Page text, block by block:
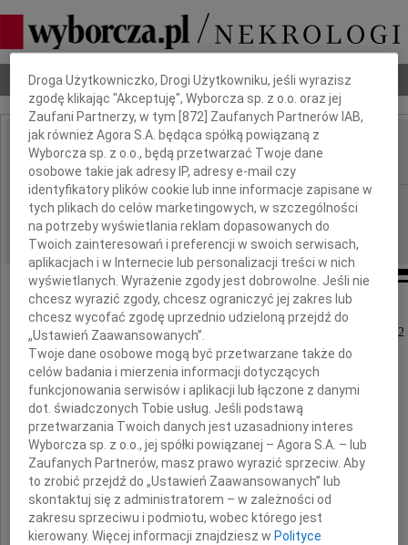
Nekrologi Odeszli Poradnik pogrzebowy
IMIĘ I NAZWISKO: Wiesław Stano
REGION: cała Polska
DATA EMISJI: 29.04.2022
Z głębokim smutkiem zawiadamiamy, że 25 kwietnia 2022
przeżywszy 84 lata
Wiesław Stano
ukochany Mąż, Ojciec i Dziadek.
Dbamy o Twoją prywatność
Droga Użytkowniczko, Drogi Użytkowniku, jeśli wyrazisz
zgodę klikając "Akceptuję", Wyborcza sp. z o.o. oraz jej
Zaufani Partnerzy, w tym [872 ] Zaufanych Partnerów IAB,
jak również Agora S.A. będąca spółką powiązaną z
Wyborcza sp. z o.o., będą przetwarzać Twoje dane
osobowe takie jak adresy IP, adresy e-mail czy
identyfikatory plików cookie lub inne informacje zapisane w
tych plikach do celów marketingowych, w szczególności
na potrzeby wyświetlania reklam dopasowanych do
Twoich zainteresowań i preferencji w swoich serwisach,
aplikacjach i w Internecie lub personalizacji treści w nich
wyświetlanych. Wyrażenie zgody jest dobrowolne. Jeśli nie
chcesz wyrazić zgody, chcesz ograniczyć jej zakres lub
chcesz wycofać zgodę uprzednio udzieloną przejdź do
„Ustawień Zaawansowanych”.
Twoje dane osobowe mogą być przetwarzane także do
celów badania i mierzenia informacji dotyczących
funkcjonowania serwisów i aplikacji lub łączone z danymi
dot. świadczonych Tobie usług. Jeśli podstawą
przetwarzania Twoich danych jest uzasadniony interes
Wyborcza sp. z o.o., jej spółki powiązanej – Agora S.A. – lub
Zaufanych Partnerów, masz prawo wyrazić sprzeciw. Aby
to zrobić przejdź do „Ustawień Zaawansowanych” lub
skontaktuj się z administratorem – w zależności od
zakresu sprzeciwu i podmiotu, wobec którego jest
kierowany. Więcej informacji znajdziesz w Polityce